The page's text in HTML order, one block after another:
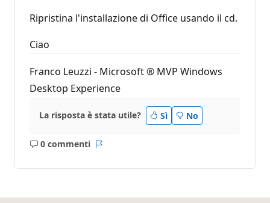
Ripristina l'installazione di Office usando il cd.
Ciao
Franco Leuzzi - Microsoft ® MVP Windows
Desktop Experience
La risposta è stata utile? Sì No
0 commenti
Nessun